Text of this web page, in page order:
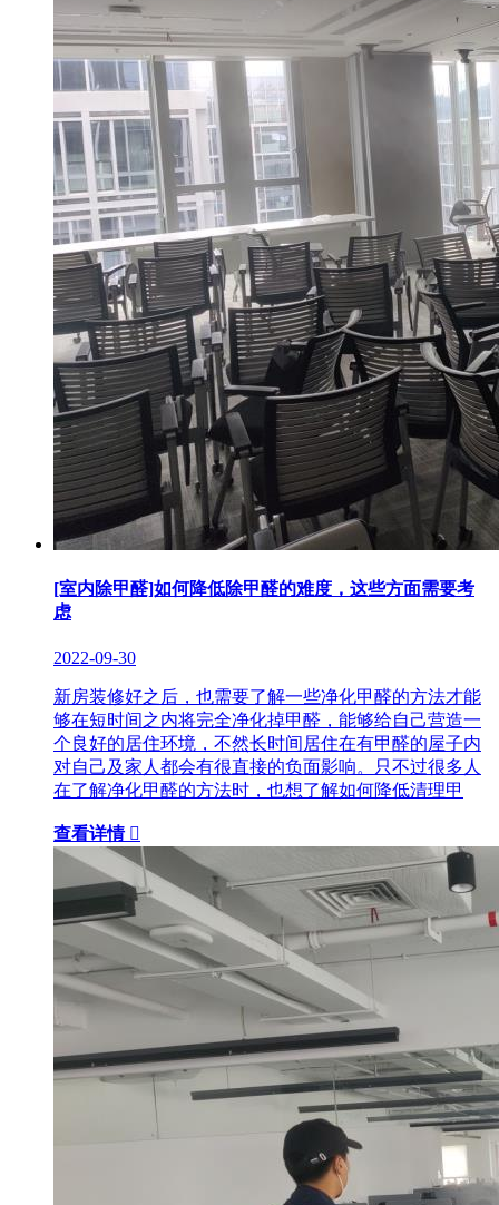
[室内除甲醛]如何降低除甲醛的难度，这些方面需要考
虑
2022-09-30
新房装修好之后，也需要了解一些净化甲醛的方法才能
够在短时间之内将完全净化掉甲醛，能够给自己营造一
个良好的居住环境，不然长时间居住在有甲醛的屋子内
对自己及家人都会有很直接的负面影响。只不过很多人
在了解净化甲醛的方法时，也想了解如何降低清理甲
查看详情 